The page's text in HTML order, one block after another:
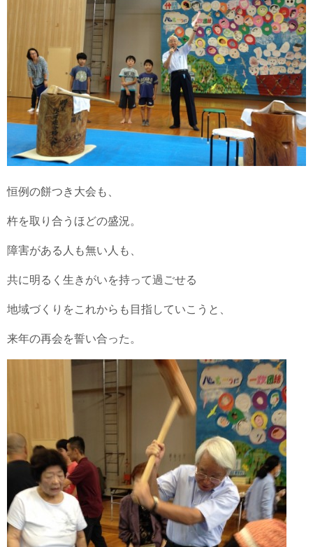
恒例の餅つき大会も、
杵を取り合うほどの盛況。
障害がある人も無い人も、
共に明るく生きがいを持って過ごせる
地域づくりをこれからも目指していこうと、
来年の再会を誓い合った。